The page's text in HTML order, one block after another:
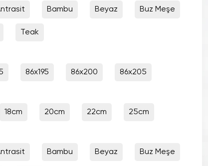
Bambu Beyaz Buz Meşe
Teak
86x195 86x200 86x205
18cm 20cm 22cm 25cm
Bambu Beyaz Buz Meşe